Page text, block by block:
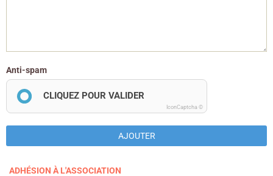
Anti-spam
CLIQUEZ POUR VALIDER
IconCaptcha ©
AJOUTER
ADHÉSION À L'ASSOCIATION